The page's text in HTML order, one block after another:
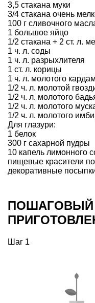
3,5 стакана муки
3/4 стакана очень
100 г сливочного
1 большое яйцо
1/2 стакана + 2 ст. л.
1 ч. л. соды
1 ч. л. разрыхлителя
1 ст. л. корицы
1 ч. л. молотого
1/2 ч. л. молотой
1/2 ч. л. молотого
1/2 ч. л. молотого
1/2 ч. л. молотого
Для глазури:
1 белок
300 г сахарной пудры
10 капель лимонного
пищевые красители
декоративные
ПОШАГОВЫЙ
Шаг 1